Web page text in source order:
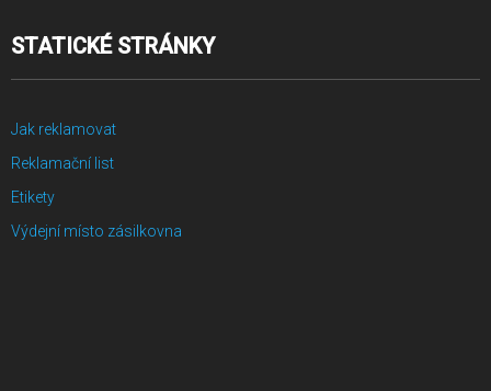
STATICKÉ STRÁNKY
Jak reklamovat
Reklamační list
Etikety
Výdejní místo zásilkovna